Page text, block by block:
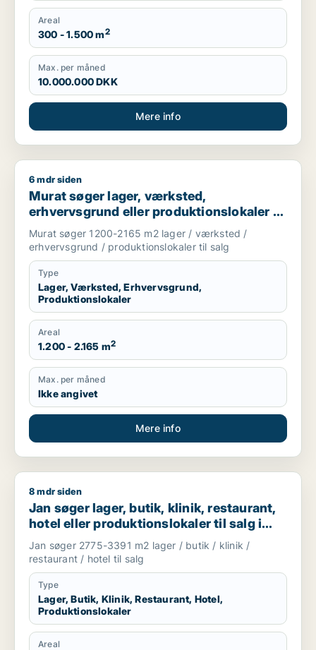
Areal
300 - 1.500 m2
Max. per måned
10.000.000 DKK
Mere info
Murat søger lager, værksted, erhvervsgrund eller
6 mdr siden
Murat søger lager, værksted,
erhvervsgrund eller produktionslokaler til
salg i Albertslund, Vallensbæk eller Høje
Taastrup m.fl.
Murat søger 1200-2165 m2 lager / værksted /
erhvervsgrund / produktionslokaler til salg
Type
Lager, Værksted, Erhvervsgrund,
Produktionslokaler
Areal
1.200 - 2.165 m2
Max. per måned
Ikke angivet
Mere info
Jan søger lager, butik, klinik, restaurant, hotel eller
8 mdr siden
Jan søger lager, butik, klinik, restaurant,
hotel eller produktionslokaler til salg i
Høje Taastrup, Ishøj eller Greve m.fl.
Jan søger 2775-3391 m2 lager / butik / klinik /
restaurant / hotel til salg
Type
Lager, Butik, Klinik, Restaurant, Hotel,
Produktionslokaler
Areal